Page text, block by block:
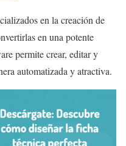
en la creación de
en una potente
permite crear, editar y
automatizada y atractiva.